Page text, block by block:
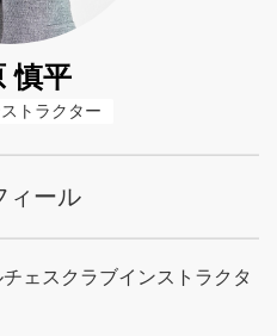
慎平
トラクター
ィール
ェスクラブインストラクタ